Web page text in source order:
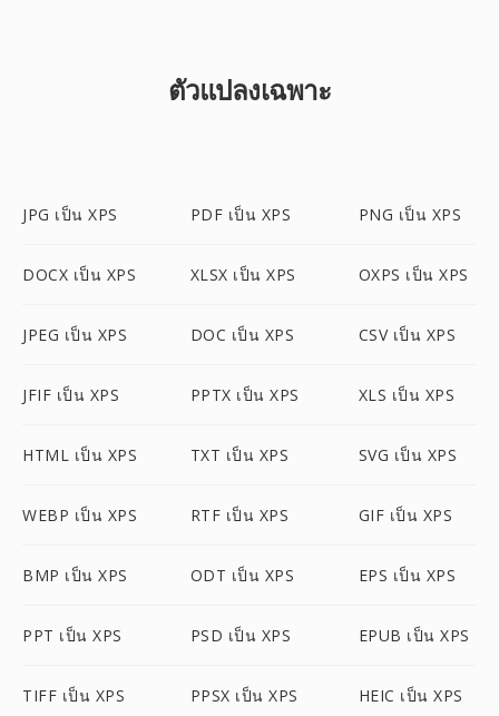
ตัวแปลงเฉพาะ
JPG เป็น XPS PDF เป็น XPS PNG เป็น XPS
DOCX เป็น XPS XLSX เป็น XPS OXPS เป็น XPS
JPEG เป็น XPS DOC เป็น XPS CSV เป็น XPS
JFIF เป็น XPS PPTX เป็น XPS XLS เป็น XPS
HTML เป็น XPS TXT เป็น XPS SVG เป็น XPS
WEBP เป็น XPS RTF เป็น XPS GIF เป็น XPS
BMP เป็น XPS ODT เป็น XPS EPS เป็น XPS
PPT เป็น XPS PSD เป็น XPS EPUB เป็น XPS
TIFF เป็น XPS PPSX เป็น XPS HEIC เป็น XPS